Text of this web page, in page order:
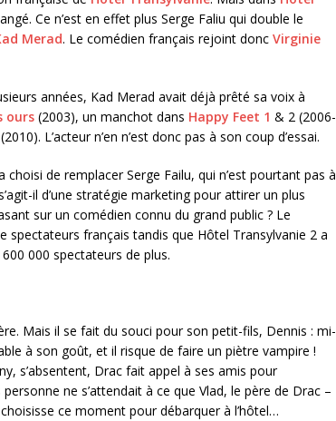
Ce n’est en effet plus Serge Faliu qui double le
Merad. Le comédien français rejoint donc Virginie
années, Kad Merad avait déjà prêté sa voix à
ours (2003), un manchot dans Happy Feet 1 & 2 (2006-
(2010). L’acteur n’en n’est donc pas à son coup d’essai.
de remplacer Serge Failu, qui n’est pourtant pas à
il d’une stratégie marketing pour attirer un plus
sur un comédien connu du grand public ? Le
spectateurs français tandis que Hôtel Transylvanie 2 a
000 spectateurs de plus.
Mais il se fait du souci pour son petit-fils, Dennis : mi-
à son goût, et il risque de faire un piètre vampire !
s’absentent, Drac fait appel à ses amis pour
ne s’attendait à ce que Vlad, le père de Drac –
ce moment pour débarquer à l’hôtel…